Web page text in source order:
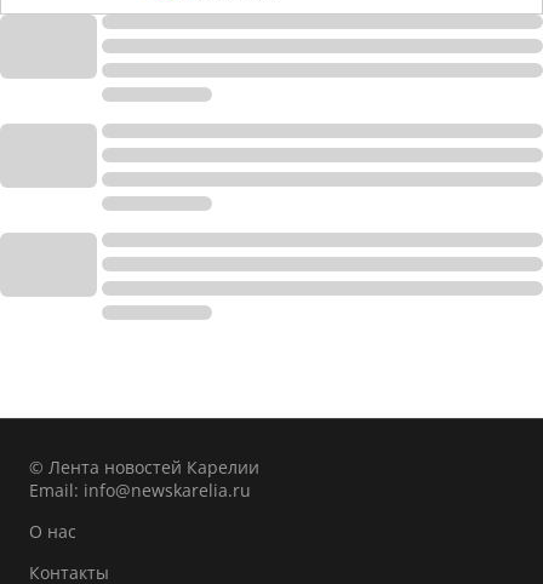
© Лента новостей Карелии
Email: info@newskarelia.ru
О нас
Контакты